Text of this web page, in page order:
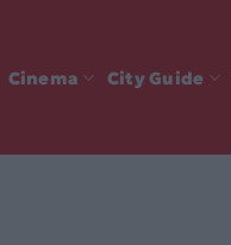
Cinema City Guide